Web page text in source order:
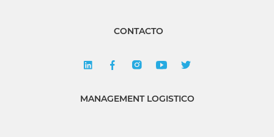
CONTACTO
MANAGEMENT LOGISTICO